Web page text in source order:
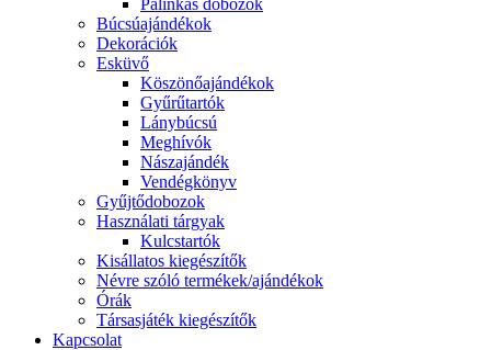
Pálinkás dobozok
Búcsúajándékok
Dekorációk
Esküvő
Köszönőajándékok
Gyűrűtartók
Lánybúcsú
Meghívók
Nászajándék
Vendégkönyv
Gyűjtődobozok
Használati tárgyak
Kulcstartók
Kisállatos kiegészítők
Névre szóló termékek/ajándékok
Órák
Társasjáték kiegészítők
Kapcsolat